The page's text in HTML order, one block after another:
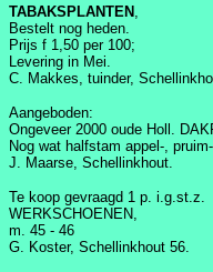
TABAKSPLANTEN ,
Bestelt nog heden.
Prijs f 1,50 per 100;
Levering in Mei.
C. Makkes, tuinder,
Aangeboden:
Ongeveer 2000 oude Holl.
Nog wat halfstam appel-,
J. Maarse, Schellinkhout.
Te koop gevraagd 1 p. i.g.st.z.
WERKSCHOENEN,
m. 45 - 46
G. Koster, Schellinkhout 56.